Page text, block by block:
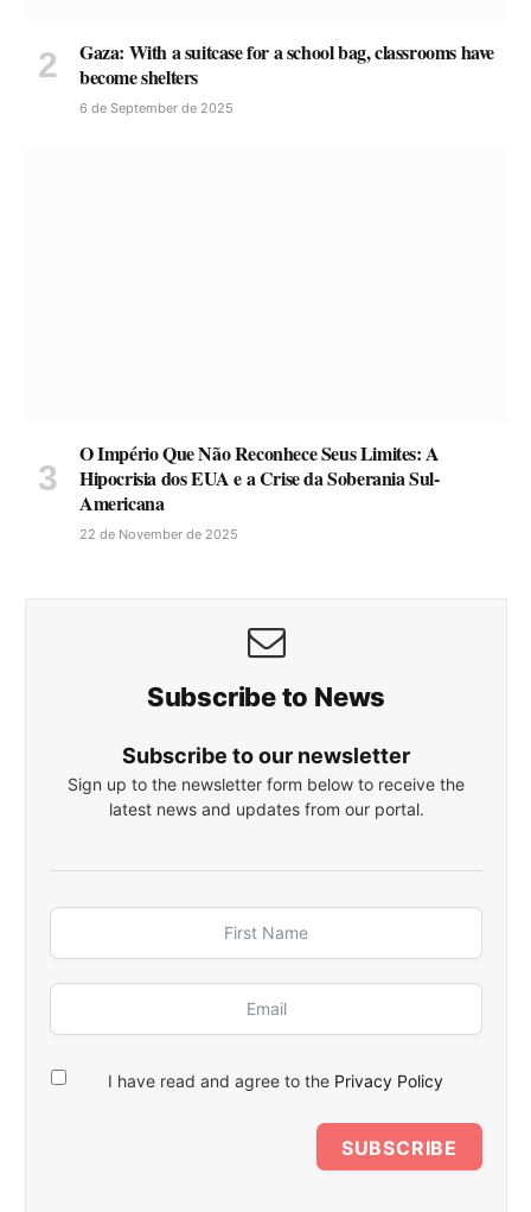
Gaza: With a suitcase for a school bag, classrooms have
become shelters
6 de September de 2025
O Império Que Não Reconhece Seus Limites: A
Hipocrisia dos EUA e a Crise da Soberania Sul-
Americana
22 de November de 2025
Subscribe to News
Subscribe to our newsletter
Sign up to the newsletter form below to receive the
latest news and updates from our portal.
I have read and agree to the Privacy Policy
SUBSCRIBE